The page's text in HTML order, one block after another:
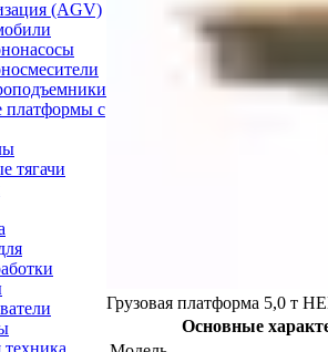
(AGV)
платформы с
тягачи
Грузовая платформа 5,0 т
Основные